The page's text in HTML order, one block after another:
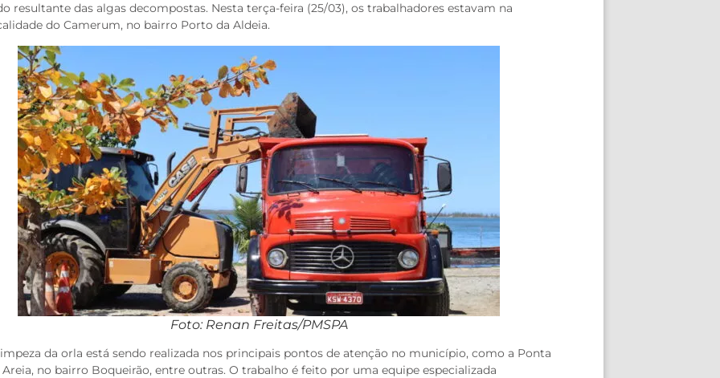
resultante das algas decompostas. Nesta terça-feira (25/03), os trabalhadores estavam na
do Camerum, no bairro Porto da Aldeia.
Foto: Renan Freitas/PMSPA
da orla está sendo realizada nos principais pontos de atenção no município, como a Ponta
Areia, no bairro Boqueirão, entre outras. O trabalho é feito por uma equipe especializada